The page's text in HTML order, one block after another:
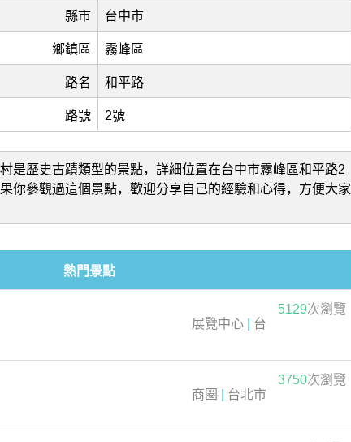
縣市
台中市
鄉鎮區 霧峰區
路名 和平路
路號 2號
是歷史古蹟類型的景點，詳細位置在台中市霧峰區和平路2
你參觀過這個景點，歡迎分享自己的經驗和心得，方便大家
熱門景點
5129次瀏覽
展覽中心
台
3750次瀏覽
商圈
台北市